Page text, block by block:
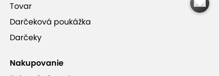
Tovar
Darčeková poukážka
Darčeky
Nakupovanie